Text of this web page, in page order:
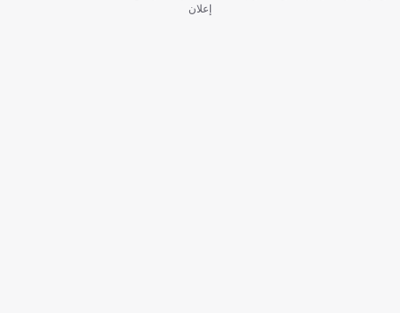
إعلان